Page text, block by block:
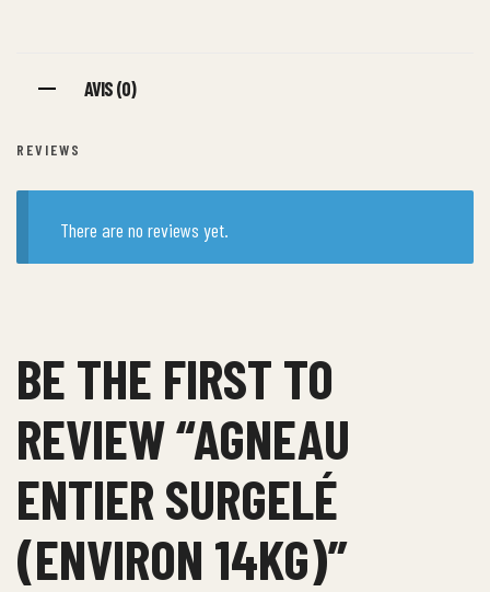
AVIS (0)
REVIEWS
There are no reviews yet.
BE THE FIRST TO
REVIEW “AGNEAU
ENTIER SURGELÉ
(ENVIRON 14KG)”